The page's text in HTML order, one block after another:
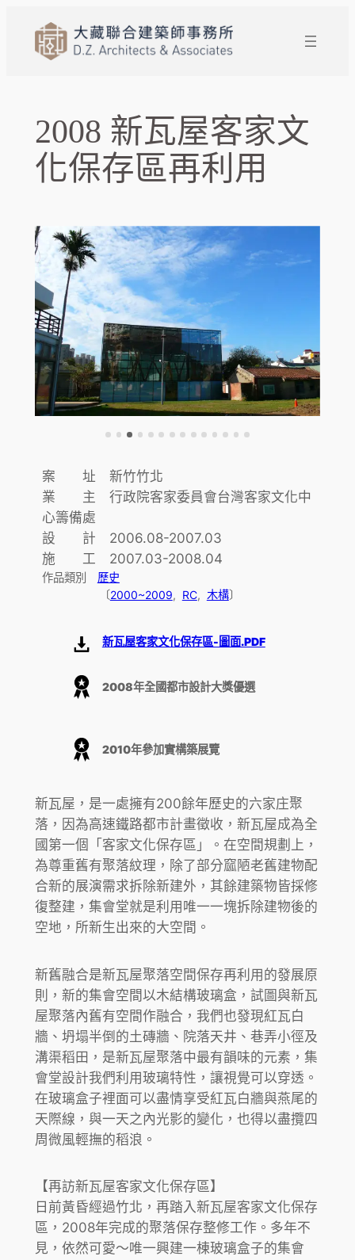
2008 新瓦屋客家文
化保存區再利用
案 址 新竹竹北
業 主 行政院客家委員會台灣客家文化中
心籌備處
設 計 2006.08-2007.03
施 工 2007.03-2008.04
作品類別 歷史
〔2000~2009, RC, 木構〕
新瓦屋客家文化保存區-圖面.PDF
2008年全國都市設計大獎優選
2010年參加實構築展覽
新瓦屋，是一處擁有200餘年歷史的六家庄聚
落，因為高速鐵路都市計畫徵收，新瓦屋成為全
國第一個「客家文化保存區」。在空間規劃上，
為尊重舊有聚落紋理，除了部分窳陋老舊建物配
合新的展演需求拆除新建外，其餘建築物皆採修
復整建，集會堂就是利用唯一一塊拆除建物後的
空地，所新生出來的大空間。
新舊融合是新瓦屋聚落空間保存再利用的發展原
則，新的集會空間以木結構玻璃盒，試圖與新瓦
屋聚落內舊有空間作融合，我們也發現紅瓦白
牆、坍塌半倒的土磚牆、院落天井、巷弄小徑及
溝渠稻田，是新瓦屋聚落中最有韻味的元素，集
會堂設計我們利用玻璃特性，讓視覺可以穿透。
在玻璃盒子裡面可以盡情享受紅瓦白牆與燕尾的
天際線，與一天之內光影的變化，也得以盡攬四
周微風輕撫的稻浪。
【再訪新瓦屋客家文化保存區】
日前黃昏經過竹北，再踏入新瓦屋客家文化保存
區，2008年完成的聚落保存整修工作。多年不
見，依然可愛～唯一興建一棟玻璃盒子的集會